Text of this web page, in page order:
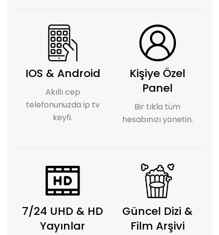
IOS & Android
Akıllı cep
telefonunuzda ip tv
keyfi.
Kişiye Özel
Panel
Bir tıkla tüm
hesabınızı yönetin.
7/24 UHD & HD
Yayınlar
Güncel Dizi &
Film Arşivi